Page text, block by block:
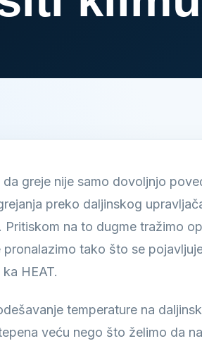
greje nije samo dovoljnjo
preko daljinskog
. Pritiskom na to dugme tražimo
pronalazimo tako što se
HEAT.
temperature na
veću nego što želimo da